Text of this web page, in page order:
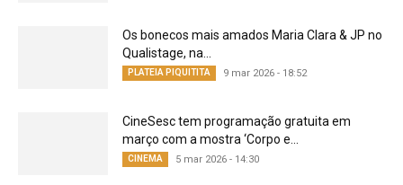
Os bonecos mais amados Maria Clara & JP no
Qualistage, na...
PLATEIA PIQUITITA 9 mar 2026 - 18:52
CineSesc tem programação gratuita em
março com a mostra ‘Corpo e...
CINEMA 5 mar 2026 - 14:30